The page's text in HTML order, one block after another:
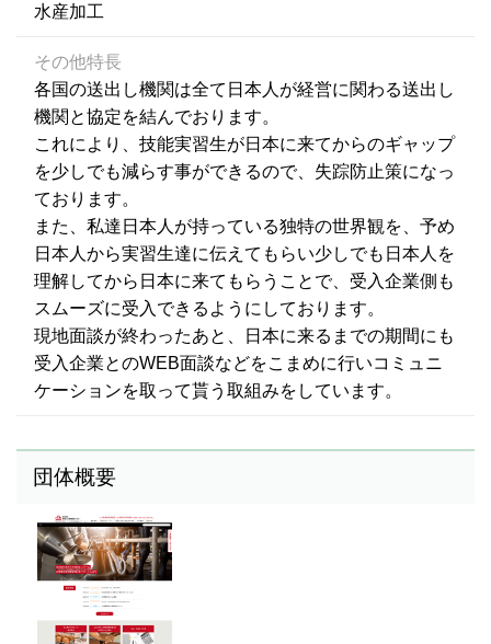
水産加工
その他特長
各国の送出し機関は全て日本人が経営に関わる送出し
機関と協定を結んでおります。
これにより、技能実習生が日本に来てからのギャップ
を少しでも減らす事ができるので、失踪防止策になっ
ております。
また、私達日本人が持っている独特の世界観を、予め
日本人から実習生達に伝えてもらい少しでも日本人を
理解してから日本に来てもらうことで、受入企業側も
スムーズに受入できるようにしております。
現地面談が終わったあと、日本に来るまでの期間にも
受入企業とのWEB面談などをこまめに行いコミュニ
ケーションを取って貰う取組みをしています。
団体概要